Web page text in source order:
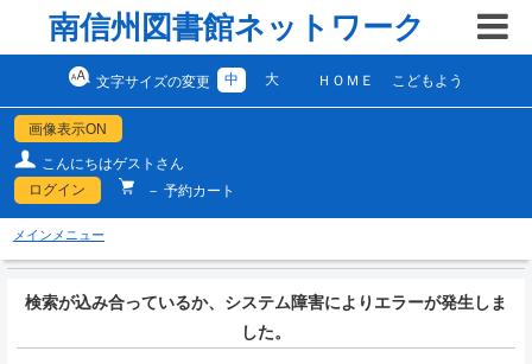
南信州図書館ネットワーク
文字サイズの変更 中 大 ＨＯＭＥ こどもよう
画像表示ON
こんにちはゲストさん
ログイン
－ 予約カート
メインメニュー
検索が込み合っているか、システム障害によりエラーが発生しま
した。